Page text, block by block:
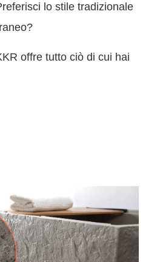
lo stile tradizionale
offre tutto ciò di cui hai